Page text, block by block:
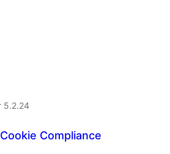
5.2.24
Compliance